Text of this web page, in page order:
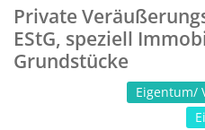
Private
EStG, speziell
Grundstücke
Eigentum/